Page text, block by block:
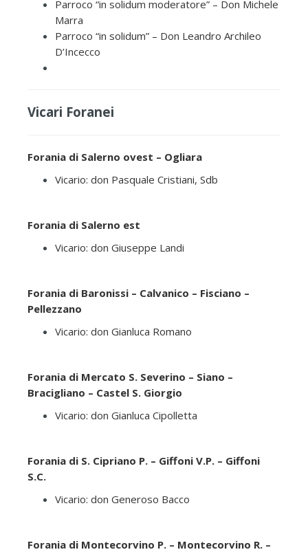
Parroco “in solidum moderatore” – Don Michele
Marra
Parroco “in solidum” – Don Leandro Archileo
D’Incecco
Vicari Foranei
Forania di Salerno ovest – Ogliara
Vicario: don Pasquale Cristiani, Sdb
Forania di Salerno est
Vicario: don Giuseppe Landi
Forania di Baronissi – Calvanico – Fisciano –
Pellezzano
Vicario: don Gianluca Romano
Forania di Mercato S. Severino – Siano –
Bracigliano – Castel S. Giorgio
Vicario: don Gianluca Cipolletta
Forania di S. Cipriano P. – Giffoni V.P. – Giffoni
S.C.
Vicario: don Generoso Bacco
Forania di Montecorvino P. – Montecorvino R. –